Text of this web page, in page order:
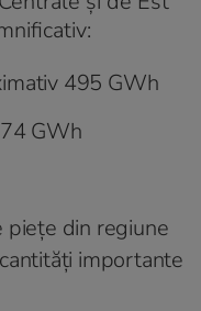
495 GWh
GWh
piețe din regiune
importante